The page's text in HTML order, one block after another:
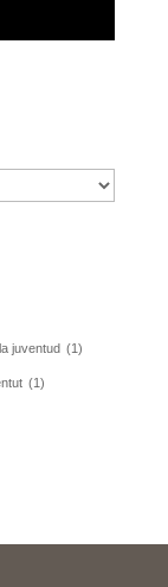
juventud (1)
(1)